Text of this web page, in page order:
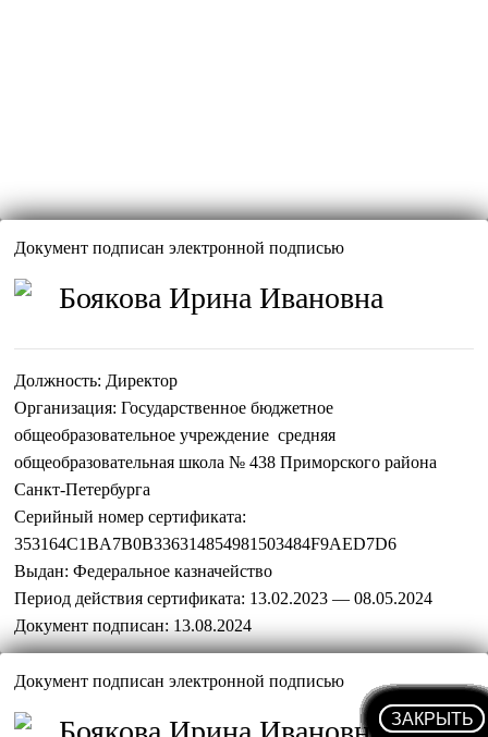
ЗАКРЫТЬ
ЗАКРЫТЬ
ЗАКРЫТЬ
ЗАКРЫТЬ
ЗАКРЫТЬ
ЗАКРЫТЬ
ЗАКРЫТЬ
ЗАКРЫТЬ
ЗАКРЫТЬ
ЗАКРЫТЬ
ЗАКРЫТЬ
ЗАКРЫТЬ
ЗАКРЫТЬ
ЗАКРЫТЬ
ЗАКРЫТЬ
ЗАКРЫТЬ
ЗАКРЫТЬ
ЗАКРЫТЬ
ЗАКРЫТЬ
ЗАКРЫТЬ
ЗАКРЫТЬ
Документ подписан электронной подписью
Боякова Ирина Ивановна
Должность: Директор
Организация: Государственное бюджетное
общеобразовательное учреждение средняя
общеобразовательная школа № 438 Приморского района
Санкт-Петербурга
Серийный номер сертификата:
353164C1BA7B0B336314854981503484F9AED7D6
Выдан: Федеральное казначейство
Период действия сертификата: 13.02.2023 — 08.05.2024
Документ подписан: 13.08.2024
ЗАКРЫТЬ
Документ подписан электронной подписью
ЗАКРЫТЬ
ЗАКРЫТЬ
ЗАКРЫТЬ
ЗАКРЫТЬ
ЗАКРЫТЬ
ЗАКРЫТЬ
ЗАКРЫТЬ
ЗАКРЫТЬ
ЗАКРЫТЬ
ЗАКРЫТЬ
ЗАКРЫТЬ
ЗАКРЫТЬ
ЗАКРЫТЬ
ЗАКРЫТЬ
ЗАКРЫТЬ
ЗАКРЫТЬ
ЗАКРЫТЬ
ЗАКРЫТЬ
ЗАКРЫТЬ
ЗАКРЫТЬ
ЗАКРЫТЬ
ЗАКРЫТЬ
ЗАКРЫТЬ
ЗАКРЫТЬ
ЗАКРЫТЬ
ЗАКРЫТЬ
ЗАКРЫТЬ
ЗАКРЫТЬ
ЗАКРЫТЬ
ЗАКРЫТЬ
ЗАКРЫТЬ
ЗАКРЫТЬ
ЗАКРЫТЬ
ЗАКРЫТЬ
ЗАКРЫТЬ
ЗАКРЫТЬ
ЗАКРЫТЬ
ЗАКРЫТЬ
ЗАКРЫТЬ
ЗАКРЫТЬ
ЗАКРЫТЬ
ЗАКРЫТЬ
ЗАКРЫТЬ
ЗАКРЫТЬ
ЗАКРЫТЬ
ЗАКРЫТЬ